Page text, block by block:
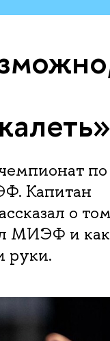
по
Капитан
о
МИЭФ и как
руки.